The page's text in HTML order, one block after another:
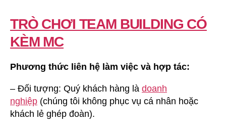
TRÒ CHƠI TEAM BUILDING CÓ
KÈM MC
Phương thức liên hệ làm việc và hợp tác:
– Đối tượng: Quý khách hàng là doanh
nghiệp (chúng tôi không phục vụ cá nhân hoặc
khách lẻ ghép đoàn).